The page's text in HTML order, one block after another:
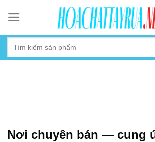
content
Nơi chuyên bán — cung